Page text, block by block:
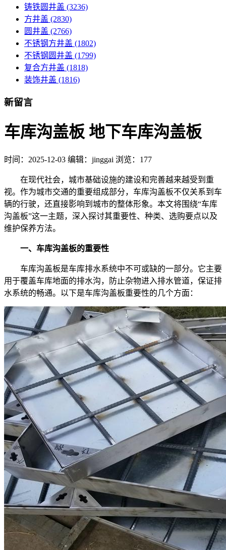
铸铁圆井盖 (3236)
方井盖 (2830)
圆井盖 (2766)
不锈钢方井盖 (1802)
不锈钢圆井盖 (1799)
复合方井盖 (1818)
装饰井盖 (1816)
新留言
车库沟盖板 地下车库沟盖板
时间： 2025-12-03 编辑：jinggai 浏览：177
在现代社会，城市基础设施的建设和完善越来越受到重
视。作为城市交通的重要组成部分，车库沟盖板不仅关系到车
辆的行驶，还直接影响到城市的整体形象。本文将围绕“车库
沟盖板”这一主题，深入探讨其重要性、种类、选购要点以及
维护保养方法。
一、车库沟盖板的重要性
车库沟盖板是车库排水系统中不可或缺的一部分。它主要
用于覆盖车库地面的排水沟，防止杂物进入排水管道，保证排
水系统的畅通。以下是车库沟盖板重要性的几个方面：